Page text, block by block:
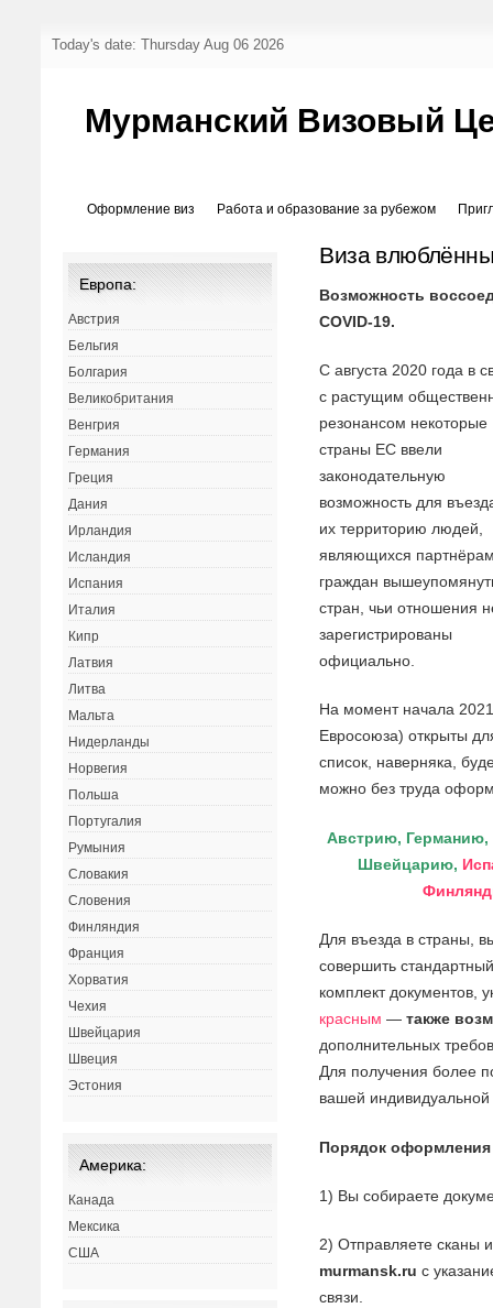
Today's date: Thursday Aug 06 2026
Мурманский Визовый
Оформление виз Работа и образование за рубежом
Виза
Возможность
COVID-19.
С августа 2020 года в
с растущим
резонансом некоторые
страны ЕС ввели
законодательную
возможность для
их территорию людей,
являющихся
граждан
стран, чьи отношения
зарегистрированы
официально.
На момент начала
Евросоюза) открыты
список, наверняка,
можно без труда
Австрию,
Швейцарию,
Для въезда в страны,
совершить
комплект документов,
красным —также
дополнительных
Для получения более
вашей
Порядок
1) Вы собираете
2) Отправляете сканы
murmansk.ru с
связи.
Европа:
Австрия
Бельгия
Болгария
Великобритания
Венгрия
Германия
Греция
Дания
Ирландия
Исландия
Испания
Италия
Кипр
Латвия
Литва
Мальта
Нидерланды
Норвегия
Польша
Португалия
Румыния
Словакия
Словения
Финляндия
Франция
Хорватия
Чехия
Швейцария
Швеция
Эстония
Америка:
Канада
Мексика
США